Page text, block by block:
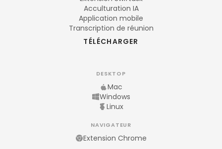
Acculturation IA
Application mobile
Transcription de réunion
TÉLÉCHARGER
DESKTOP
Mac
Windows
Linux
NAVIGATEUR
Extension Chrome